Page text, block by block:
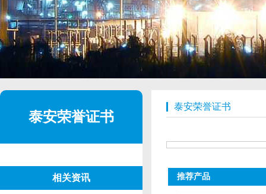
泰安荣誉证书
相关资讯
泰安荣誉证书
推荐产品